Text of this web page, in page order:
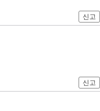
신고
신고